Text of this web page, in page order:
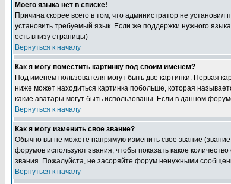
Моего языка нет в списке!
Причина скорее всего в том, что администратор не
установить требуемый язык. Если же поддержки нужного
есть внизу страницы)
Вернуться к началу
Как я могу поместить картинку под своим именем?
Под именем пользователя могут быть две картинки. Первая
ниже может находиться картинка побольше, которая
какие аватары могут быть использованы. Если в данном
Вернуться к началу
Как я могу изменить свое звание?
Обычно вы не можете напрямую изменить свое звание
форумов используют звания, чтобы показать какое
звания. Пожалуйста, не засоряйте форум ненужными
Вернуться к началу